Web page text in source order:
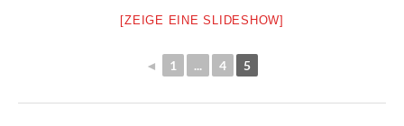
[ZEIGE EINE SLIDESHOW]
◄ 1 ... 4 5